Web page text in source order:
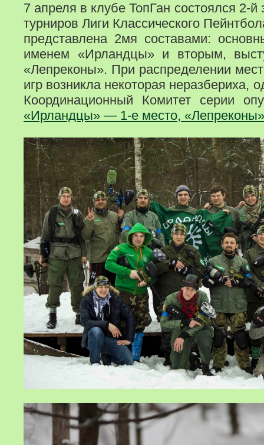
7 апреля в клубе ТопГан состоялся 2-й
турниров Лиги Классического
представлена 2мя составами:
именем «Ирландцы» и вторым,
«Лепреконы». При распределении
игр возникла некоторая неразбериха,
Координационный Комитет серии
«Ирландцы» — 1-е место,